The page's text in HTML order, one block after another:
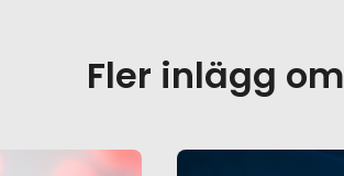
Fler inlägg om